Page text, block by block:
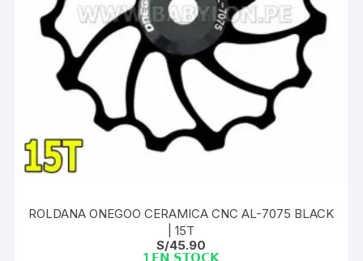
ROLDANA ONEGOO CERAMICA CNC AL-7075 BLACK
| 15T
S/45.90
1 𝗘𝗡 𝗦𝗧𝗢𝗖𝗞